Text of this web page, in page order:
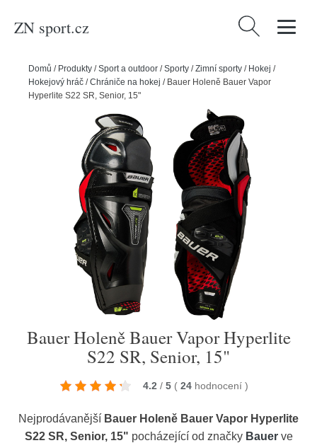
ZN sport.cz Vyhledávání
Domů / Produkty /Sport a outdoor /Sporty /Zimní sporty / Hokej /
Hokejový hráč /Chrániče na hokej / Bauer Holeně Bauer Vapor
Hyperlite S22 SR, Senior, 15"
Bauer Holeně Bauer Vapor Hyperlite
S22 SR, Senior, 15"
4.2 / 5 ( 24 hodnocení )
Nejprodávanější Bauer Holeně Bauer Vapor Hyperlite
S22 SR, Senior, 15" pocházející od značky Bauerve